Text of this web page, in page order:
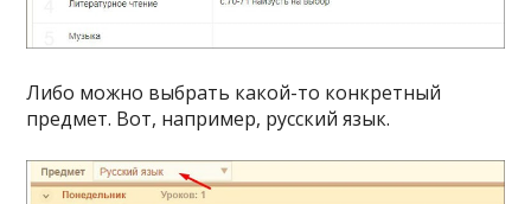
Либо можно выбрать какой-то конкретный
предмет. Вот, например, русский язык.